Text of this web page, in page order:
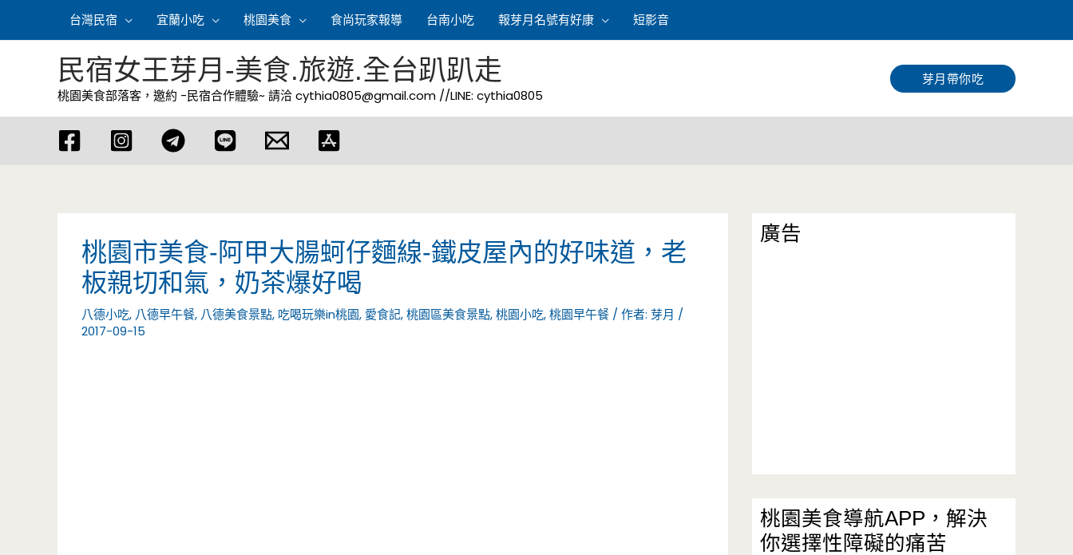
容
台灣民宿 宜蘭小吃 桃園美食 食尚玩家報導 台南小吃 報芽月名號有好康 短影音
尋
民宿女王芽月-美食.旅遊.全台趴趴走
桃園美食部落客，邀約 -民宿合作體驗~ 請洽cythia0805@gmail.com //LINE: cythia0805
芽月帶你吃
桃園市美食-阿甲大腸蚵仔麵線-鐵皮屋內的好味道，老
板親切和氣，奶茶爆好喝
八德小吃, 八德早午餐, 八德美食景點, 吃喝玩樂in桃園, 愛食記,桃園區美食景點,桃園小吃,桃園早午餐 / 作者: 芽月 /
2017-09-15
廣告
桃園美食導航APP，解決
你選擇性障礙的痛苦